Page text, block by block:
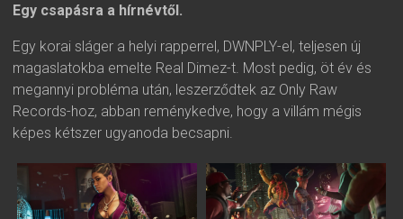
Egy csapásra a hírnévtől.
Egy korai sláger a helyi rapperrel, DWNPLY-el, teljesen új
magaslatokba emelte Real Dimez-t. Most pedig, öt év és
megannyi probléma után, leszerződtek az Only Raw
Records-hoz, abban reménykedve, hogy a villám mégis
képes kétszer ugyanoda becsapni.